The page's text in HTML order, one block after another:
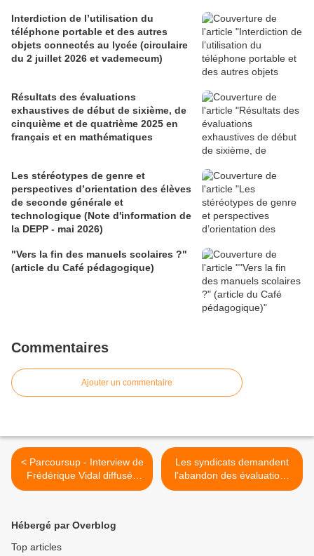
Interdiction de l’utilisation du
téléphone portable et des autres
objets connectés au lycée (circulaire
du 2 juillet 2026 et vademecum)
Résultats des évaluations
exhaustives de début de sixième, de
cinquième et de quatrième 2025 en
français et en mathématiques
Les stéréotypes de genre et
perspectives d’orientation des élèves
de seconde générale et
technologique (Note d'information de
la DEPP - mai 2026)
"Vers la fin des manuels scolaires ?"
(article du Café pédagogique)
Commentaires
Ajouter un commentaire
< Parcoursup - Interview de
Frédérique Vidal diffusée
sur France Inter le 19
Les syndicats demandent
l'abandon des évaluations
de mi-CP (SNUipp-FSU,
Hébergé par Overblog
Top articles